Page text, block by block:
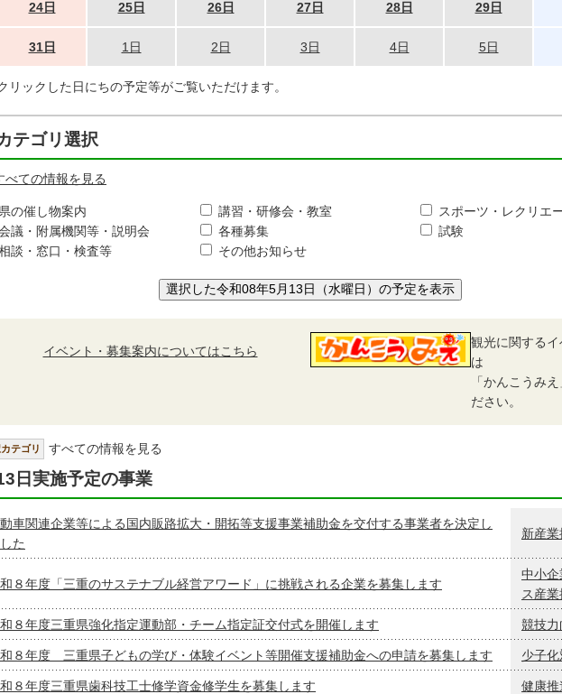
24日 25日 26日 27日 28日 29日
31日 1日 2日 3日 4日 5日
リックした日にちの予定等がご覧いただけます。
テゴリ選択
べての情報を見る
の催し物案内 講習・研修会・教室
スポーツ・レクリエ
議・附属機関等・説明会
各種募集
試験
談・窓口・検査等
その他お知らせ
選択した令和08年5月13日（水曜日）の予定を表示
イベント・募集案内についてはこちら
観光に関する
は
「かんこうみ
ださい。
テゴリ すべての情報を見る
日実施予定の事業
車関連企業等による国内販路拡大・開拓等支援事業補助金を交付する事業者を決定し
た
新産
８年度「三重のサステナブル経営アワード」に挑戦される企業を募集します
中小
ス産
８年度三重県強化指定運動部・チーム指定証交付式を開催します 競技力
８年度 三重県子どもの学び・体験イベント等開催支援補助金への申請を募集します 少子
８年度三重県歯科技工士修学資金修学生を募集します 健康推